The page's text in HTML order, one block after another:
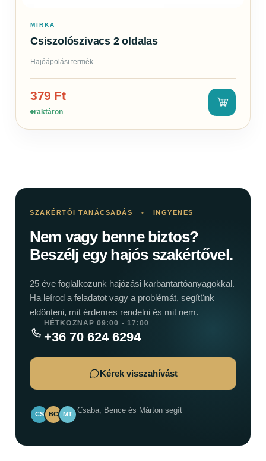
MIRKA
Csiszolószivacs 2 oldalas
Hajóápolási termék
379 Ft
raktáron
SZAKÉRTŐI TANÁCSADÁS • INGYENES
Nem vagy benne biztos?
Beszélj egy hajós szakértővel.
25 éve foglalkozunk hajózási karbantartóanyagokkal.
Ha leírod a feladatot vagy a problémát, segítünk
eldönteni, mit érdemes rendelni és mit nem.
HÉTKÖZNAP 09:00 - 17:00
+36 70 624 6294
Kérek visszahívást
CS BC MT Csaba, Bence és Márton segít